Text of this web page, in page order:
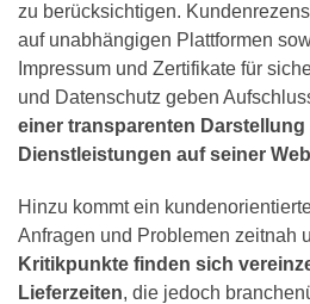
zu berücksichtigen.
auf unabhängigen Plattformen
Impressum und Zertifikate für
und Datenschutz geben
einer transparenten
Dienstleistungen auf seiner
Hinzu kommt ein
Anfragen und Problemen zeitnah
Kritikpunkte finden sich
Lieferzeiten, die jedoch